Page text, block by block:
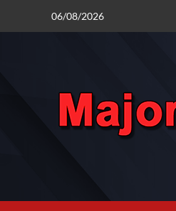
06/08/2026